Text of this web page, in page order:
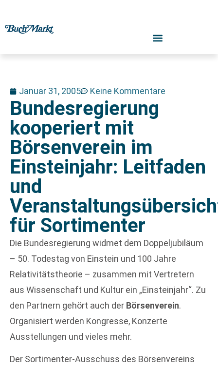
Januar 31, 2005 Keine Kommentare
Bundesregierung
kooperiert mit
Börsenverein im
Einsteinjahr: Leitfaden
und
für Sortimenter
Die Bundesregierung widmet dem Doppeljubiläum
– 50. Todestag von Einstein und 100 Jahre
Relativitätstheorie – zusammen mit Vertretern
aus Wissenschaft und Kultur ein „Einsteinjahr“. Zu
den Partnern gehört auch der Börsenverein.
Organisiert werden Kongresse, Konzerte
Ausstellungen und vieles mehr.
Der Sortimenter-Ausschuss des Börsenvereins